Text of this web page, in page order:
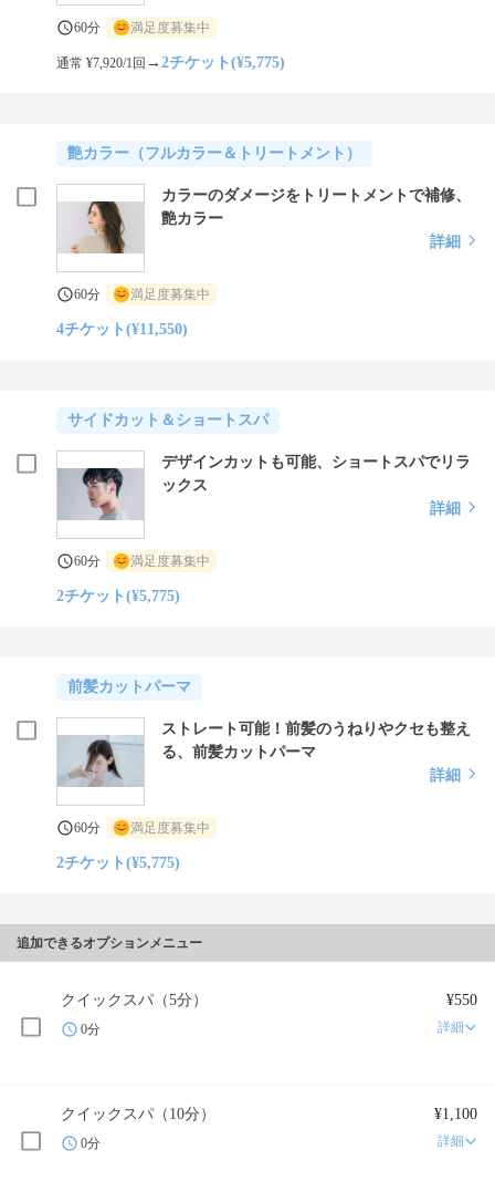
60分 満足度募集中
通常 ¥7,920/1回 →2チケット(¥5,775)
艶カラー（フルカラー＆トリートメント）
カラーのダメージをトリートメントで補修、
艶カラー
詳細
60分 満足度募集中
4チケット(¥11,550)
サイドカット＆ショートスパ
デザインカットも可能、ショートスパでリラ
ックス
詳細
60分 満足度募集中
2チケット(¥5,775)
前髪カットパーマ
ストレート可能！前髪のうねりやクセも整え
る、前髪カットパーマ
詳細
60分 満足度募集中
2チケット(¥5,775)
追加できるオプションメニュー
クイックスパ（5分） ¥550
0分 詳細
クイックスパ（10分） ¥1,100
0分 詳細